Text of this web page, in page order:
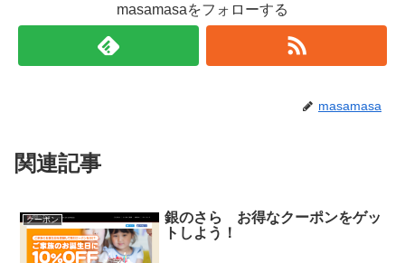
masamasaをフォローする
masamasa
関連記事
クーポン
銀のさら お得なクーポンをゲッ
トしよう！